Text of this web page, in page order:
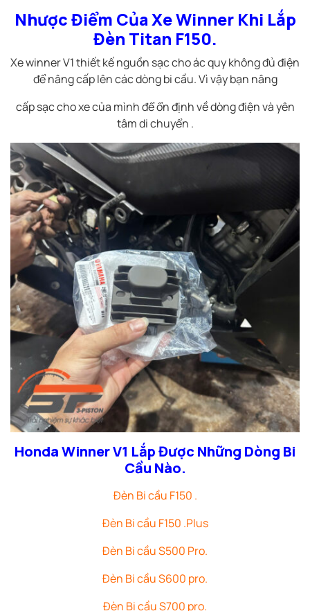
Nhược Điểm Của Xe Winner Khi Lắp
Đèn Titan F150.
Xe winner V1 thiết kế nguồn sạc cho ác quy không đủ điện
để nâng cấp lên các dòng bi cầu. Vì vậy bạn nâng
cấp sạc cho xe của mình để ổn định về dòng điện và yên
tâm di chuyển .
Honda Winner V1 Lắp Được Những Dòng Bi
Cầu Nào.
Đèn Bi cầu F150 .
Đèn Bi cầu F150 .Plus
Đèn Bi cầu S500 Pro.
Đèn Bi cầu S600 pro.
Đèn Bi cầu S700 pro.